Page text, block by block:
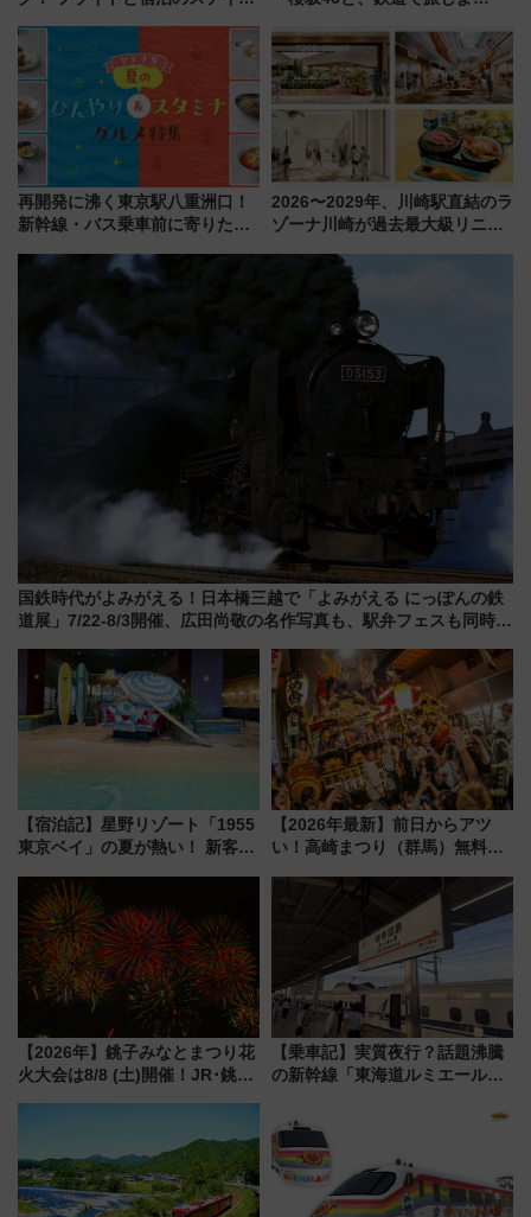
上級会員資格を効率よく獲得す
る方法を解説
潟・長野・庄内へ
再開発に沸く東京駅八重洲口！
新幹線・バス乗車前に寄りたい
やり＆スタミナグルメ」6選【新
2026〜2029年、川崎駅直結のラ
ゾーナ川崎が過去最大級リニュ
「いつから何が変わるか」徹底
国鉄時代がよみがえる！日本橋三越で「よみがえる にっぽんの鉄
道展」7/22-8/3開催、広田尚敬の名作写真も、駅弁フェスも同時開
【宿泊記】星野リゾート「1955
東京ベイ」の夏が熱い！ 新客室
メリカングルメ＆絶品スイーツ
を満喫（千葉県浦安市）
【2026年最新】前日からアツ
い！高崎まつり（群馬）無料観
【2026年】銚子みなとまつり花
火大会は8/8 (土)開催！JR･銚子
【乗車記】実質夜行？話題沸騰
の新幹線「東海道ルミエールエ
東京22時発、京都・新大阪に6
時台着 見どころは岐阜羽島の
素晴らし過ぎる朝